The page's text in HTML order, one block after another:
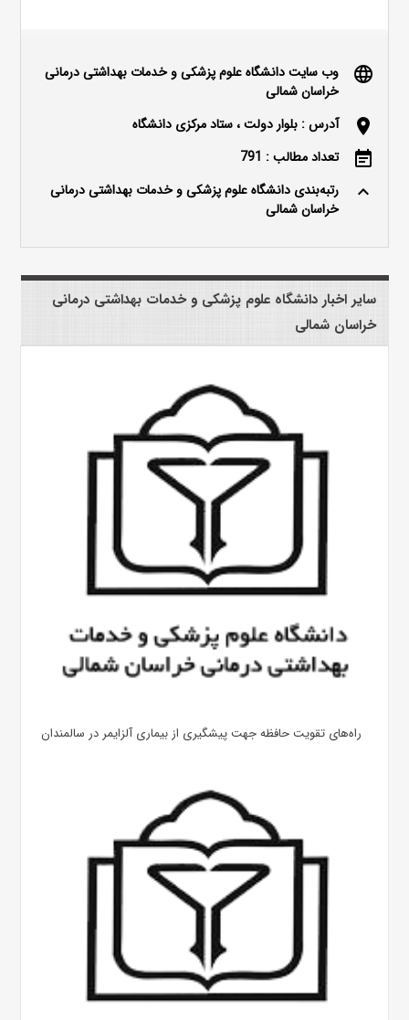
language
وب سایت دانشگاه علوم پزشکی و خدمات بهداشتی درمانی
خراسان شمالی
location_on آدرس : بلوار دولت ، ستاد مرکزی دانشگاه
event_note تعداد مطالب : 791
keyboard_arrow_up
رتبه‌بندی دانشگاه علوم پزشکی و خدمات بهداشتی درمانی
خراسان شمالی
سایر اخبار دانشگاه علوم پزشکی و خدمات بهداشتی درمانی
خراسان شمالی
راه‌های تقویت حافظه جهت پیشگیری از بیماری آلزایمر در سالمندان